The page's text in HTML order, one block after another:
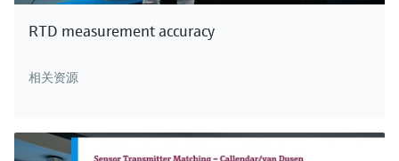
RTD measurement accuracy
相关资源